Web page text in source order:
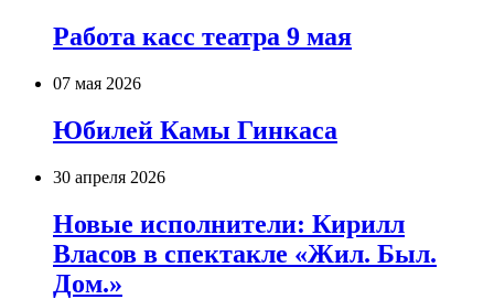
Работа касс театра 9 мая
07 мая 2026
Юбилей Камы Гинкаса
30 апреля 2026
Новые исполнители: Кирилл
Власов в спектакле «Жил. Был.
Дом.»